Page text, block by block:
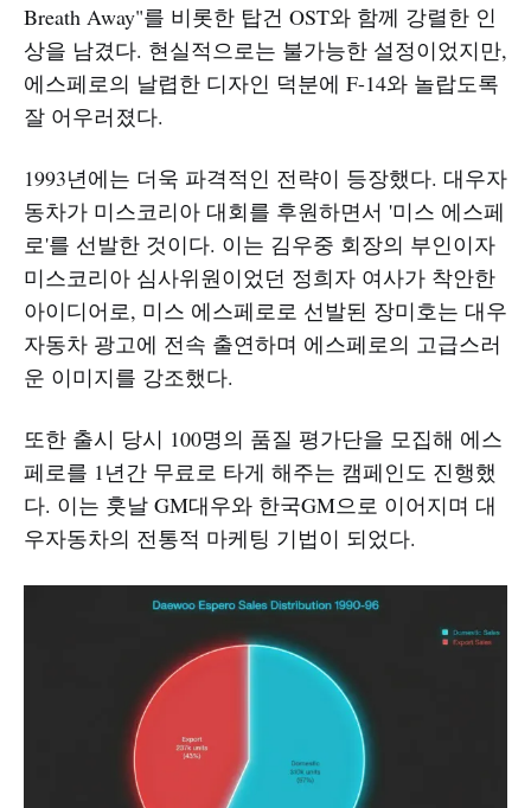
Breath Away"를 비롯한 탑건 OST와 함께 강렬한 인
상을 남겼다. 현실적으로는 불가능한 설정이었지만,
에스페로의 날렵한 디자인 덕분에 F-14와 놀랍도록
잘 어우러졌다.
1993년에는 더욱 파격적인 전략이 등장했다. 대우자
동차가 미스코리아 대회를 후원하면서 '미스 에스페
로'를 선발한 것이다. 이는 김우중 회장의 부인이자
미스코리아 심사위원이었던 정희자 여사가 착안한
아이디어로, 미스 에스페로로 선발된 장미호는 대우
자동차 광고에 전속 출연하며 에스페로의 고급스러
운 이미지를 강조했다.
또한 출시 당시 100명의 품질 평가단을 모집해 에스
페로를 1년간 무료로 타게 해주는 캠페인도 진행했
다. 이는 훗날 GM대우와 한국GM으로 이어지며 대
우자동차의 전통적 마케팅 기법이 되었다.